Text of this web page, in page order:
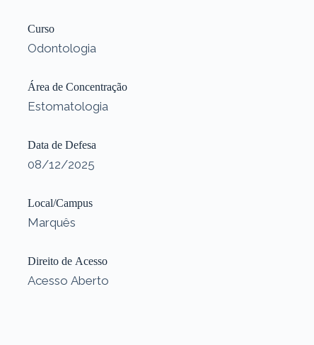
Curso
Odontologia
Área de Concentração
Estomatologia
Data de Defesa
08/12/2025
Local/Campus
Marquês
Direito de Acesso
Acesso Aberto